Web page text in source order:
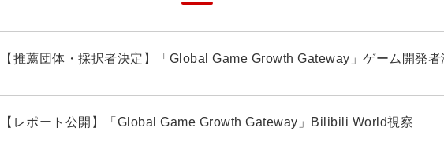
【推薦団体・採択者決定】「Global Game Growth Gateway」ゲーム開発者
【レポート公開】「Global Game Growth Gateway」Bilibili World視察